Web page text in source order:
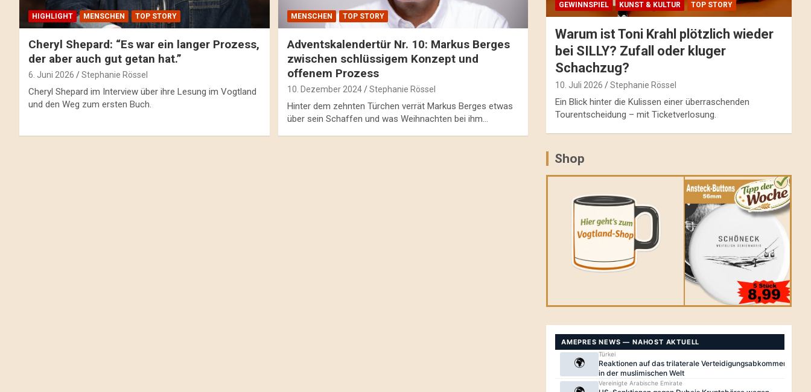
HIGHLIGHT MENSCHEN TOP STORY
Cheryl Shepard: “Es war ein langer Prozess,
der aber auch gut getan hat.”
6. Juni 2026 Stephanie Rössel
Cheryl Shepard im Interview über ihre Lesung im Vogtland
und den Weg zum ersten Buch.
MENSCHEN TOP STORY
Adventskalendertür Nr. 10: Markus Berges
zwischen schlüssigem Konzept und
offenem Prozess
10. Dezember 2024 Stephanie Rössel
Hinter dem zehnten Türchen verrät Markus Berges etwas
über sein Schaffen und was Weihnachten bei ihm…
GEWINNSPIEL KUNST & KULTUR TOP STORY
Warum ist Toni Krahl plötzlich wieder
bei SILLY? Zufall oder kluger
Schachzug?
10. Juli 2026 Stephanie Rössel
Ein Blick hinter die Kulissen einer überraschenden
Tourentscheidung – mit Ticketverlosung.
Shop